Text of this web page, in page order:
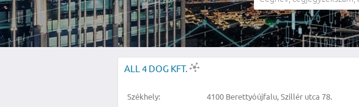
A részletes kereső csak belépett felhasználók számára
ALL 4 DOG KFT.
Székhely:
4100 Berettyóújfalu, Szillér utca 78.